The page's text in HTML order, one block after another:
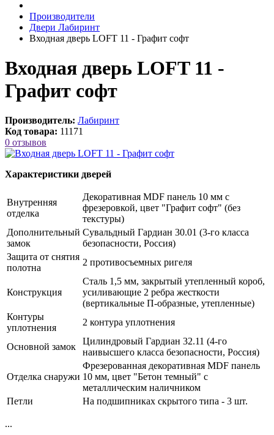
Производители
Двери Лабиринт
Входная дверь LOFT 11 - Графит софт
Входная дверь LOFT 11 -
Графит софт
Производитель: Лабиринт
Код товара: 11171
0 отзывов
Характеристики дверей
Внутренняя
отделка
Декоративная MDF панель 10 мм с
фрезеровкой, цвет "Графит софт" (без
текстуры)
Дополнительный
замок
Сувальдный Гардиан 30.01 (3-го класса
безопасности, Россия)
Защита от снятия
полотна
2 противосъемных ригеля
Конструкция
Сталь 1,5 мм, закрытый утепленный короб,
усиливающие 2 ребра жесткости
(вертикальные П-образные, утепленные)
Контуры
уплотнения
2 контура уплотнения
Основной замок
Цилиндровый Гардиан 32.11 (4-го
наивысшего класса безопасности, Россия)
Отделка снаружи
Фрезерованная декоративная MDF панель
10 мм, цвет "Бетон темный" с
металлическим наличником
Петли
На подшипниках скрытого типа - 3 шт.
...